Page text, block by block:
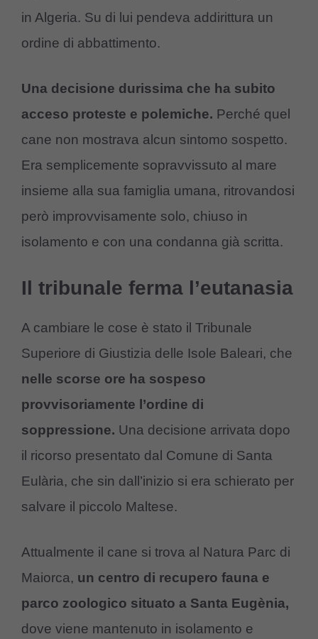
in Algeria. Su di lui pendeva addirittura un
ordine di abbattimento.
Una decisione durissima che ha subito
acceso proteste e polemiche. Perché quel
cane non mostrava alcun sintomo sospetto.
Era semplicemente sopravvissuto al mare
insieme alla sua famiglia umana, ritrovandosi
però improvvisamente solo, chiuso in
isolamento e con una condanna già scritta.
Il tribunale ferma l’eutanasia
A cambiare le cose è stato il Tribunale
Superiore di Giustizia delle Isole Baleari, che
nelle scorse ore ha sospeso
provvisoriamente l’ordine di
soppressione. Una decisione arrivata dopo
il ricorso presentato dal Comune di Santa
Eulària, che sin dall’inizio si era schierato per
salvare il piccolo Maltese.
Attualmente il cane si trova al Natura Parc di
Maiorca, un centro di recupero fauna e
parco zoologico situato a Santa Eugènia,
dove viene mantenuto in isolamento e